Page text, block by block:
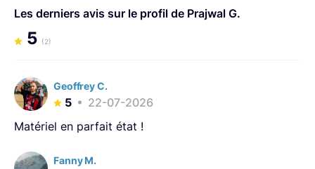
Les derniers avis sur le profil de Prajwal G.
5 (2)
Geoffrey C.
5
22-07-2026
Matériel en parfait état !
Fanny M.